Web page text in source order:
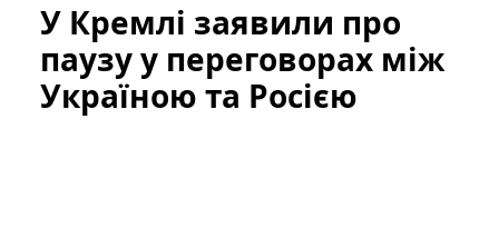
У Кремлі заявили про
паузу у переговорах між
Україною та Росією